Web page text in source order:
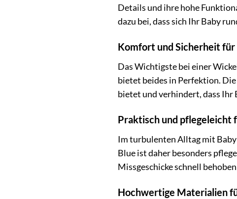
Details und ihre hohe
dazu bei, dass sich Ihr Baby
Komfort und Sicherheit für
Das Wichtigste bei einer
bietet beides in Perfektion.
bietet und verhindert, dass Ihr
Praktisch und pflegeleicht
Im turbulenten Alltag mit Baby
Blue ist daher besonders
Missgeschicke schnell
Hochwertige Materialien